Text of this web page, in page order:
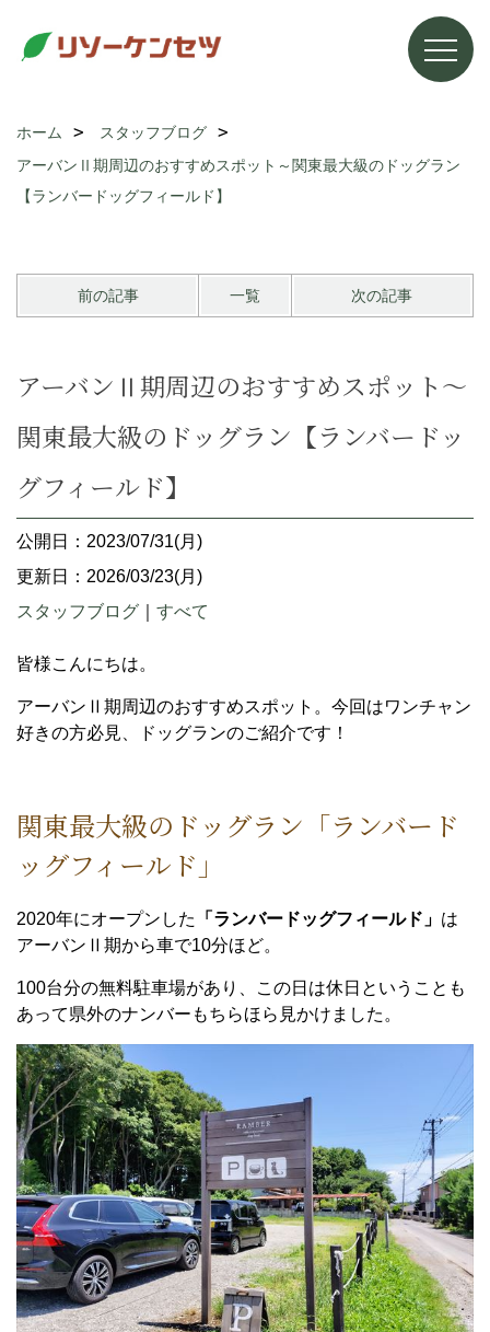
ホーム
スタッフブログ
アーバンⅡ期周辺のおすすめスポット～関東最大級のドッグラン
【ランバードッグフィールド】
前の記事 一覧 次の記事
アーバンⅡ期周辺のおすすめスポット～
関東最大級のドッグラン【ランバードッ
グフィールド】
公開日：2023/07/31(月)
更新日：2026/03/23(月)
スタッフブログ
すべて
皆様こんにちは。
アーバンⅡ期周辺のおすすめスポット。今回はワンチャン
好きの方必見、ドッグランのご紹介です！
関東最大級のドッグラン「ランバード
ッグフィールド」
2020年にオープンした 「ランバードッグフィールド」 は
アーバンⅡ期から車で10分ほど。
100台分の無料駐車場があり、この日は休日ということも
あって県外のナンバーもちらほら見かけました。